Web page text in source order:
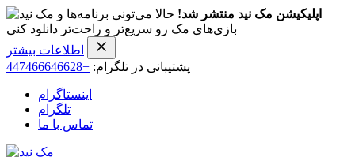
اپلیکیشن مک نید منتشر شد! حالا می‌تونی برنامه‌ها و
بازی‌های مک رو سریع‌تر و راحت‌تر دانلود کنی
اطلاعات بیشتر
پشتیبانی در تلگرام: +447466646628
اینستاگرام
تلگرام
تماس با ما